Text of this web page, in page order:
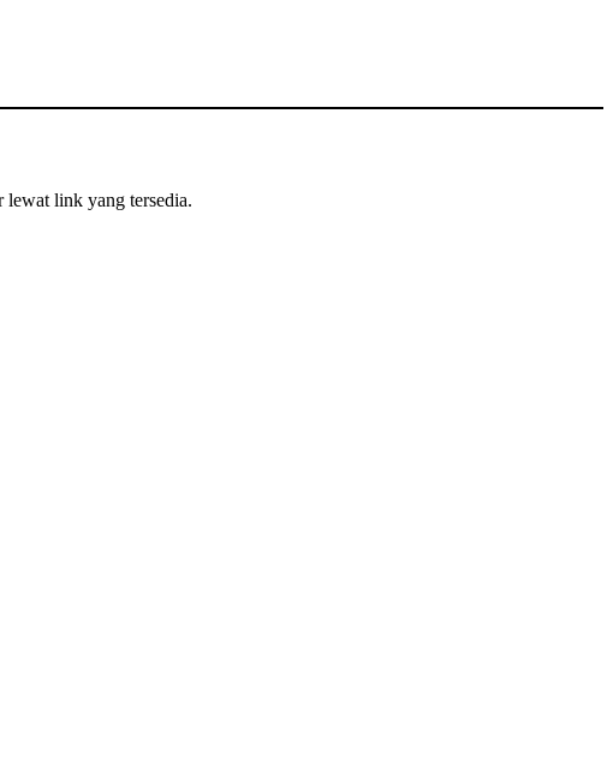
lewat link yang tersedia.